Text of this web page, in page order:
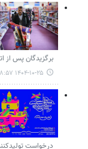
برگزیدگان پس از
۱۴۰۴-۱۰-۲۵ ۰۸:۵۷
درخواست تولیدکنندگان تا ۳۰